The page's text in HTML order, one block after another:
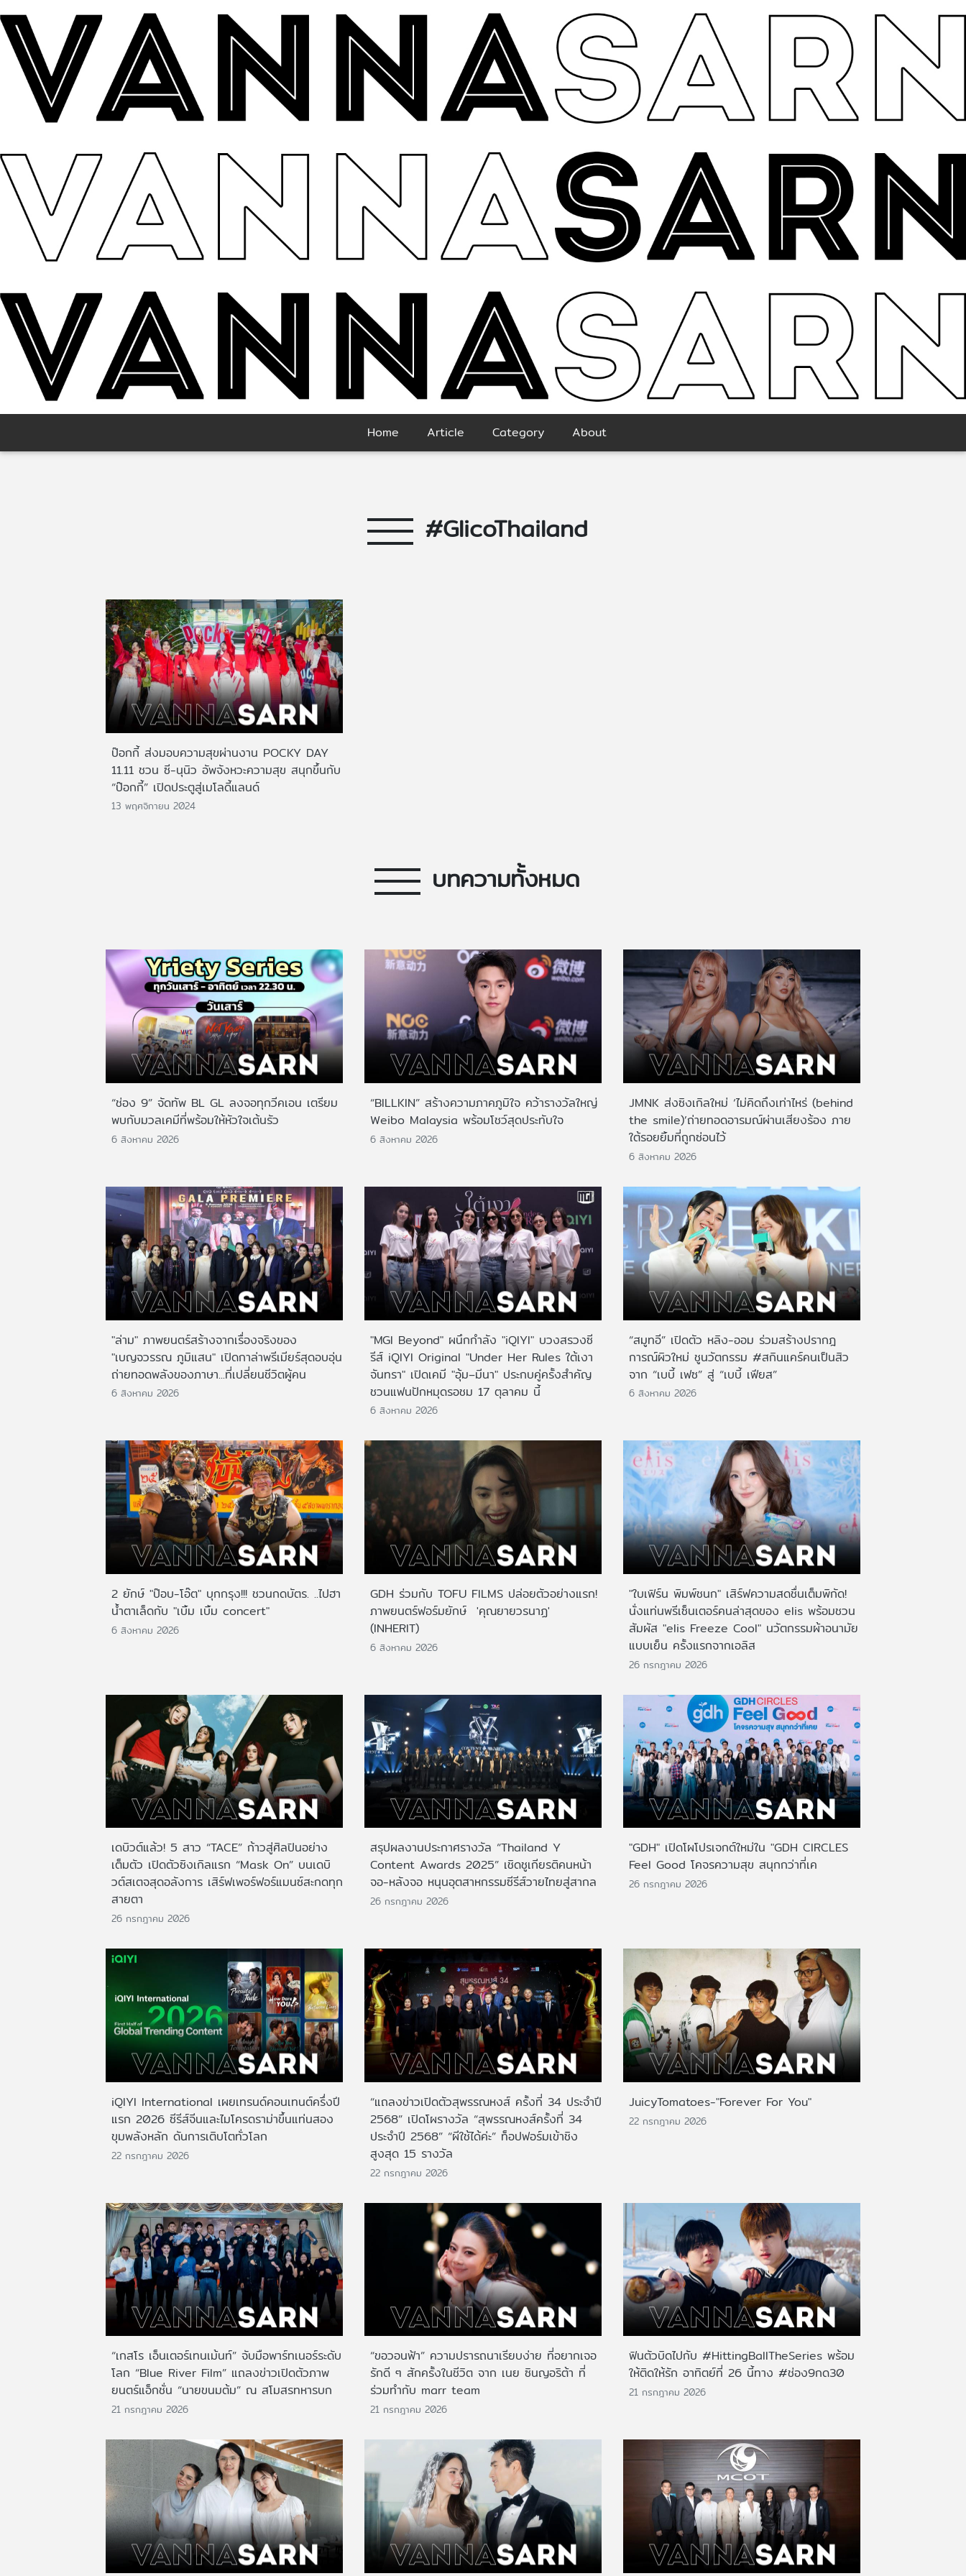
Home Article Category About
#GlicoThailand
ป๊อกกี้ ส่งมอบความสุขผ่านงาน POCKY DAY
11.11 ชวน ซี-นุนิว อัพจังหวะความสุข สนุกขึ้นกับ
“ป๊อกกี้” เปิดประตูสู่เมโลดี้แลนด์
13 พฤศจิกายน 2024
บทความทั้งหมด
“ช่อง 9” จัดทัพ BL GL ลงจอทุกวีคเอน เตรียม
พบกับมวลเคมีที่พร้อมให้หัวใจเต้นรัว
6 สิงหาคม 2026
“BILLKIN” สร้างความภาคภูมิใจ คว้ารางวัลใหญ่
Weibo Malaysia พร้อมโชว์สุดประทับใจ
6 สิงหาคม 2026
JMNK ส่งซิงเกิลใหม่ ‘ไม่คิดถึงเท่าไหร่ (behind
the smile)’ถ่ายทอดอารมณ์ผ่านเสียงร้อง ภาย
ใต้รอยยิ้มที่ถูกซ่อนไว้
6 สิงหาคม 2026
"ล่าม" ภาพยนตร์สร้างจากเรื่องจริงของ
"เบญจวรรณ ภูมิแสน" เปิดกาล่าพรีเมียร์สุดอบอุ่น
ถ่ายทอดพลังของภาษา...ที่เปลี่ยนชีวิตผู้คน
6 สิงหาคม 2026
"MGI Beyond" ผนึกกำลัง "iQIYI" บวงสรวงซี
รีส์ iQIYI Original "Under Her Rules ใต้เงา
จันทรา" เปิดเคมี "อุ้ม–มีนา" ประกบคู่ครั้งสำคัญ
ชวนแฟนปักหมุดรอชม 17 ตุลาคม นี้
6 สิงหาคม 2026
“สมูทอี” เปิดตัว หลิง-ออม ร่วมสร้างปรากฎ
การณ์ผิวใหม่ ชูนวัตกรรม #สกินแคร์คนเป็นสิว
จาก “เบบี้ เฟซ” สู่ “เบบี้ เฟียส”
6 สิงหาคม 2026
2 ยักษ์ "ป๊อบ-โอ๊ต" บุกกรุง!!! ชวนกดบัตร. ..ไปฮา
น้ำตาเล็ดกับ "เบิ้ม เบิ้ม concert"
6 สิงหาคม 2026
GDH ร่วมกับ TOFU FILMS ปล่อยตัวอย่างแรก!
ภาพยนตร์ฟอร์มยักษ์ 'คุณยายวรนาฏ'
(INHERIT)
6 สิงหาคม 2026
"ใบเฟิร์น พิมพ์ชนก" เสิร์ฟความสดชื่นเต็มพิกัด!
นั่งแท่นพรีเซ็นเตอร์คนล่าสุดของ elis พร้อมชวน
สัมผัส "elis Freeze Cool" นวัตกรรมผ้าอนามัย
แบบเย็น ครั้งแรกจากเอลิส
26 กรกฎาคม 2026
เดบิวต์แล้ว! 5 สาว “TACE” ก้าวสู่ศิลปินอย่าง
เต็มตัว เปิดตัวซิงเกิลแรก “Mask On” บนเดบิ
วต์สเตจสุดอลังการ เสิร์ฟเพอร์ฟอร์แมนซ์สะกดทุก
สายตา
26 กรกฎาคม 2026
สรุปผลงานประกาศรางวัล “Thailand Y
Content Awards 2025” เชิดชูเกียรติคนหน้า
จอ-หลังจอ หนุนอุตสาหกรรมซีรีส์วายไทยสู่สากล
26 กรกฎาคม 2026
"GDH" เปิดโผโปรเจกต์ใหม่ใน "GDH CIRCLES
Feel Good โคจรความสุข สนุกกว่าที่เค
26 กรกฎาคม 2026
iQIYI International เผยเทรนด์คอนเทนต์ครึ่งปี
แรก 2026 ซีรีส์จีนและไมโครดราม่าขึ้นแท่นสอง
ขุมพลังหลัก ดันการเติบโตทั่วโลก
22 กรกฎาคม 2026
“แถลงข่าวเปิดตัวสุพรรณหงส์ ครั้งที่ 34 ประจำปี
2568” เปิดโผรางวัล “สุพรรณหงส์ครั้งที่ 34
ประจำปี 2568” “ผีใช้ได้ค่ะ” ท็อปฟอร์มเข้าชิง
สูงสุด 15 รางวัล
22 กรกฎาคม 2026
JuicyTomatoes-"Forever For You"
22 กรกฎาคม 2026
“เกสโร เอ็นเตอร์เทนเม้นท์” จับมือพาร์ทเนอร์ระดับ
โลก “Blue River Film” แถลงข่าวเปิดตัวภาพ
ยนตร์แอ็กชั่น “นายขนมต้ม” ณ สโมสรทหารบก
21 กรกฎาคม 2026
“ขอวอนฟ้า” ความปรารถนาเรียบง่าย ที่อยากเจอ
รักดี ๆ สักครั้งในชีวิต จาก เนย ซินญอริต้า ที่
ร่วมทำกับ marr team
21 กรกฎาคม 2026
ฟินตัวบิดไปกับ #HittingBallTheSeries พร้อม
ให้ติดให้รัก อาทิตย์ที่ 26 นี้ทาง #ช่อง9กด30
21 กรกฎาคม 2026